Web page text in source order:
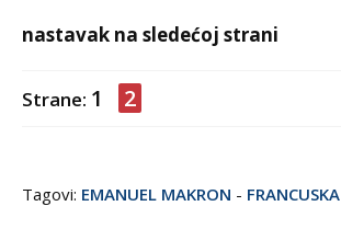
nastavak na sledećoj strani
Strane: 1 2
Tagovi: EMANUEL MAKRON - FRANCUSKA